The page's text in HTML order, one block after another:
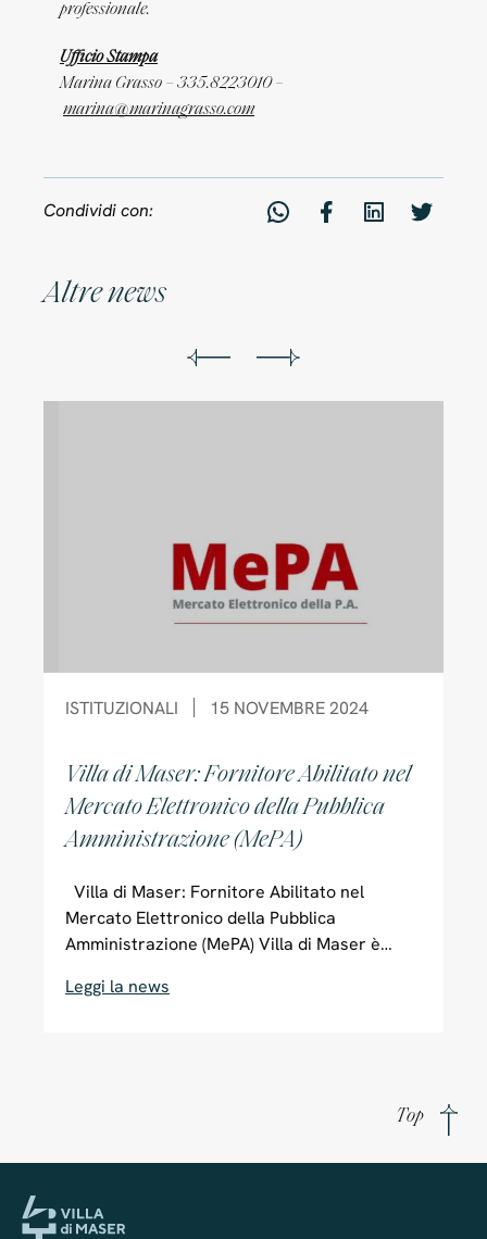
professionale.
Ufficio Stampa
Marina Grasso – 335.8223010 –
marina@marinagrasso.com
Condividi con:
Altrenews
ISTITUZIONALI 15 NOVEMBRE 2024
Villa di Maser: Fornitore Abilitato nel
Mercato Elettronico della Pubblica
Amministrazione (MePA)
Villa di Maser: Fornitore Abilitato nel
Mercato Elettronico della Pubblica
Amministrazione (MePA) Villa di Maser è
abilitato MePA (Mercato Elettronico della
diretto da fornitori certificati. Il MePA, gestito
acquisti della Pubblica Amministrazione,
assicurando trasparenza e tracciabilità in ogni
Leggi la news
Top